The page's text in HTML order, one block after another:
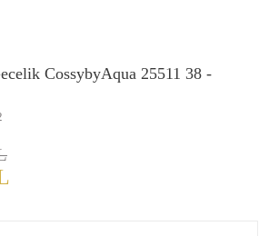
CossybyAqua 25511 38 -